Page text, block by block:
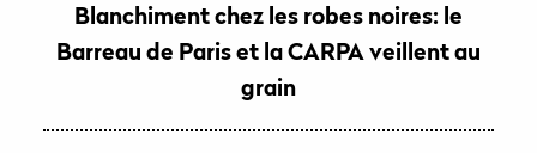
Blanchiment chez les robes noires: le
Barreau de Paris et la CARPA veillent au
grain